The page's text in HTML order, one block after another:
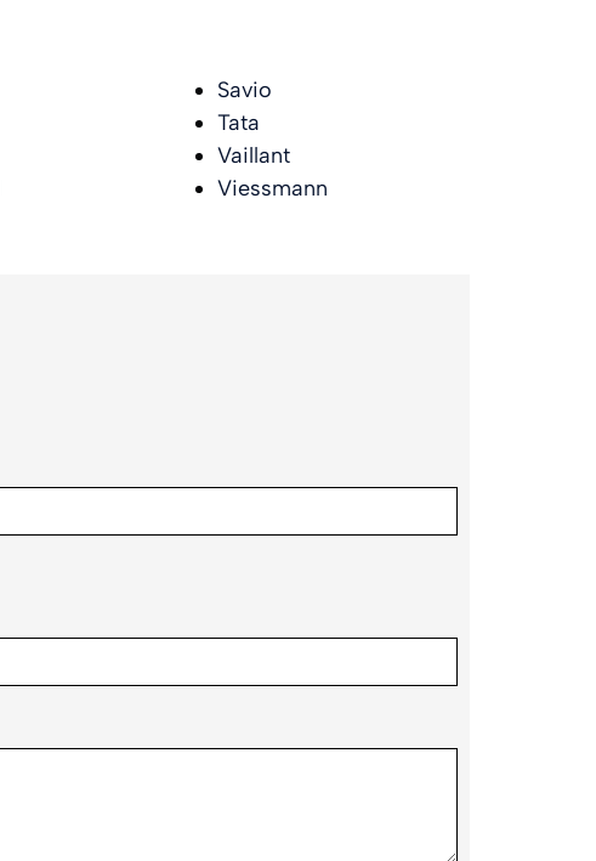
Savio
Tata
Vaillant
Viessmann